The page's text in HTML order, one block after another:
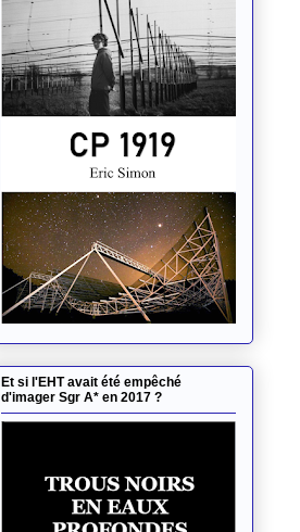
Et si l'EHT avait été empêché
d'imager Sgr A* en 2017 ?